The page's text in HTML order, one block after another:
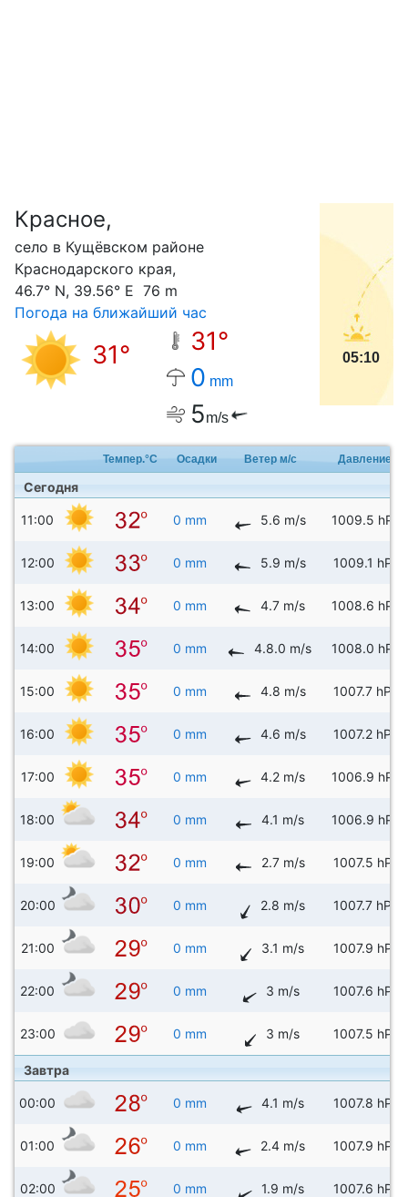
Красное,
село в Кущёвском районе
Краснодарского края,
46.7° N, 39.56° E 76 m
Погода на ближайший час
31°
31°
0 mm
5m/s
05:10
Темпер.°C Осадки Ветер м/с Давление
Сегодня
11:00 0 mm 5.6 m/s 1009.5 hPa
12:00 0 mm 5.9 m/s 1009.1 hPa
13:00 0 mm 4.7 m/s 1008.6 hPa
14:00 0 mm 4.8.0 m/s 1008.0 hPa
15:00 0 mm 4.8 m/s 1007.7 hPa
16:00 0 mm 4.6 m/s 1007.2 hPa
17:00 0 mm 4.2 m/s 1006.9 hPa
18:00 0 mm 4.1 m/s 1006.9 hPa
19:00 0 mm 2.7 m/s 1007.5 hPa
20:00 0 mm 2.8 m/s 1007.7 hPa
21:00 0 mm 3.1 m/s 1007.9 hPa
22:00 0 mm 3 m/s 1007.6 hPa
23:00 0 mm 3 m/s 1007.5 hPa
Завтра
00:00 0 mm 4.1 m/s 1007.8 hPa
01:00 0 mm 2.4 m/s 1007.9 hPa
02:00 0 mm 1.9 m/s 1007.6 hPa